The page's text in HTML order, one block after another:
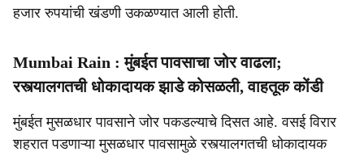
हजार रुपयांची खंडणी उकळण्यात आली होती.
Mumbai Rain : मुंबईत पावसाचा जोर वाढला;
रस्त्यालगतची धोकादायक झाडे कोसळली, वाहतूक कोंडी
मुंबईत मुसळधार पावसाने जोर पकडल्याचे दिसत आहे. वसई विरार
शहरात पडणाऱ्या मुसळधार पावसामुळे रस्त्यालगतची धोकादायक